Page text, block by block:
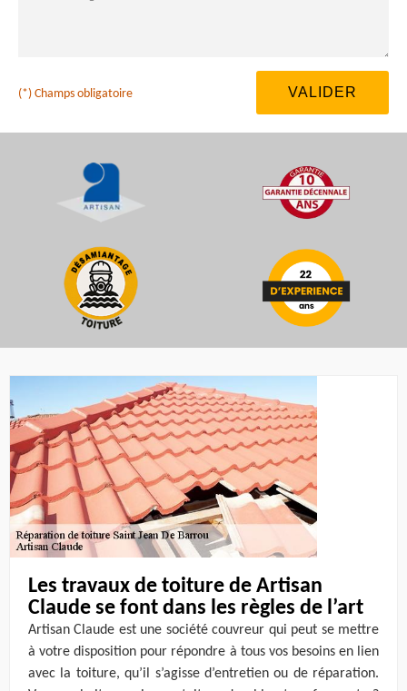
(*) Champs obligatoire
Les travaux de toiture de Artisan
Claude se font dans les règles de l’art
Artisan Claude est une société couvreur qui peut se mettre
à votre disposition pour répondre à tous vos besoins en lien
avec la toiture, qu’il s’agisse d’entretien ou de réparation.